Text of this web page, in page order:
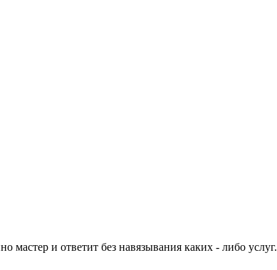
мастер и ответит без навязывания каких - либо услуг.